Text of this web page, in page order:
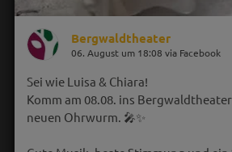
Bergwaldtheater
06. August um 18:08 via Facebook
Sei wie Luisa & Chiara!
Komm am 08.08. ins
neuen Ohrwurm. 🎤✨